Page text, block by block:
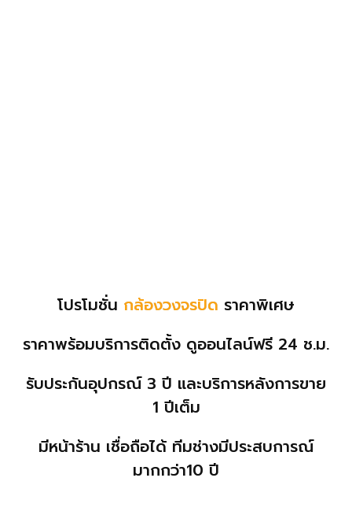
โปรโมชั่น กล้องวงจรปิด ราคาพิเศษ
ราคาพร้อมบริการติดตั้ง ดูออนไลน์ฟรี 24 ช.ม.
รับประกันอุปกรณ์ 3 ปี และบริการหลังการขาย
1 ปีเต็ม
มีหน้าร้าน เชื่อถือได้ ทีมช่างมีประสบการณ์
มากกว่า10 ปี